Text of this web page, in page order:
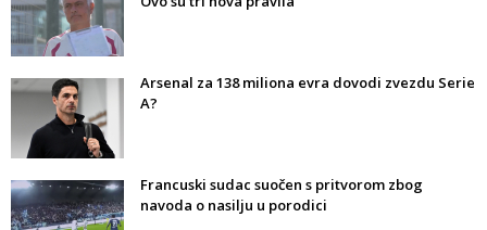
Arsenal za 138 miliona evra dovodi zvezdu Serie
A?
Francuski sudac suočen s pritvorom zbog
navoda o nasilju u porodici